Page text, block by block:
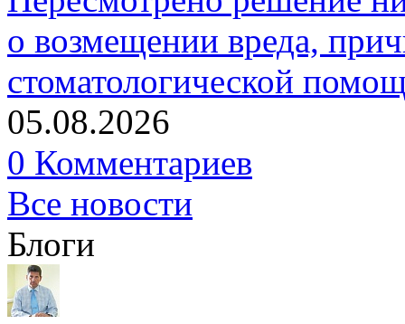
о возмещении вреда,
стоматологической
05.08.2026
0 Комментариев
Все новости
Блоги